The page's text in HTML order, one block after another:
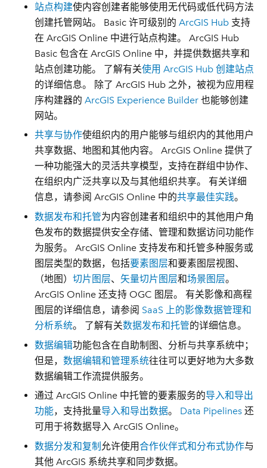
站点构建使内容创建者能够使用无代码或低代码方法
创建托管网站。 Basic 许可级别的ArcGIS Hub 支持
在 ArcGIS Online 中进行站点构建。 ArcGIS Hub
Basic 包含在 ArcGIS Online 中，并提供数据共享和
站点创建功能。 了解有关使用 ArcGIS Hub 创建站点
的详细信息。 除了 ArcGIS Hub 之外，被视为应用程
序构建器的ArcGIS Experience Builder 也能够创建
网站。
共享与协作使组织内的用户能够与组织内的其他用户
共享数据、地图和其他内容。 ArcGIS Online 提供了
一种功能强大的灵活共享模型，支持在群组中协作、
在组织内广泛共享以及与其他组织共享。 有关详细
信息，请参阅 ArcGIS Online 中的共享最佳实践。
数据发布和托管为内容创建者和组织中的其他用户角
色发布的数据提供安全存储、管理和数据访问功能作
为服务。 ArcGIS Online 支持发布和托管多种服务或
图层类型的数据，包括要素图层和要素图层视图、
（地图）切片图层、 矢量切片图层和场景图层。
ArcGIS Online 还支持 OGC 图层。 有关影像和高程
图层的详细信息，请参阅 SaaS 上的影像数据管理和
分析系统。 了解有关数据发布和托管的详细信息。
数据编辑功能包含在自助制图、分析与共享系统中；
但是，数据编辑和管理系统往往可以更好地为大多数
数据编辑工作流提供服务。
通过 ArcGIS Online 中托管的要素服务的导入和导出
功能，支持批量导入和导出数据。 Data Pipelines 还
可用于将数据导入 ArcGIS Online。
数据分发和复制 允许使用合作伙伴式和分布式协作与
其他 ArcGIS 系统共享和同步数据。